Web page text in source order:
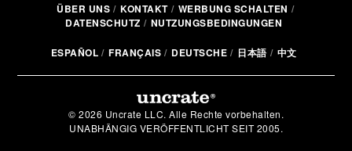
ÜBER UNS KONTAKT
WERBUNG SCHALTEN
DATENSCHUTZ
NUTZUNGSBEDINGUNGEN
ESPAÑOL FRANÇAIS DEUTSCHE 日本語 中文
© 2026 Uncrate LLC. Alle Rechte vorbehalten.
UNABHÄNGIG VERÖFFENTLICHT SEIT 2005.